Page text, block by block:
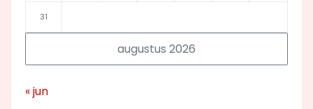
augustus 2026
31
« jun